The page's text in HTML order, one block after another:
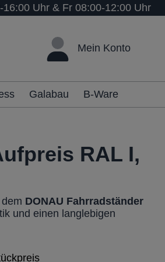
16:00 Uhr & Fr 08:00-12:00 Uhr
Mein Konto
Galabau B-Ware
RAL I,
DONAU Fahrradständer
und einen langlebigen